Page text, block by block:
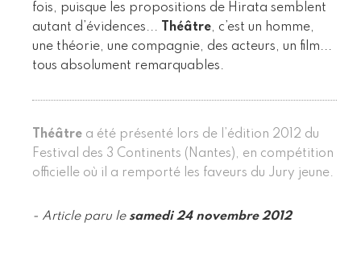
fois, puisque les propositions de Hirata semblent
autant d’évidences...
Théâtre, c’est un homme,
une théorie, une compagnie, des acteurs, un film...
tous absolument remarquables.
Théâtre a été présenté lors de l’édition 2012 du
Festival des 3 Continents (Nantes), en compétition
officielle où il a remporté les faveurs du Jury jeune.
- Article paru le samedi 24 novembre 2012